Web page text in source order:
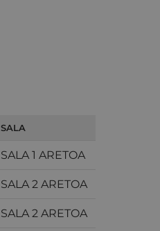
SALA
SALA 1 ARETOA
SALA 2 ARETOA
SALA 2 ARETOA